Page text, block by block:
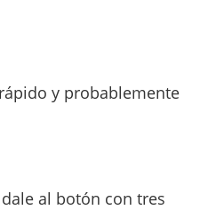
y probablemente
al botón con tres